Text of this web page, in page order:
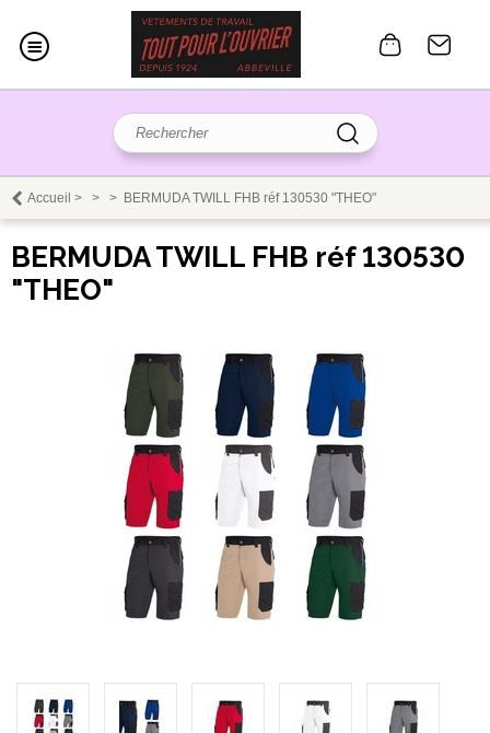
Accueil > > > BERMUDA TWILL FHB réf 130530 "THEO"
BERMUDA TWILL FHB réf 130530
"THEO"